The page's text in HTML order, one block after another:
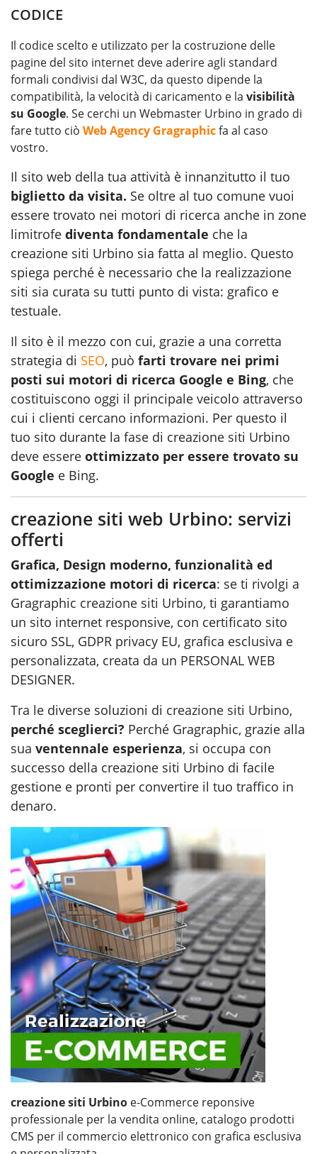
CODICE
Il codice scelto e utilizzato per la costruzione delle
pagine del sito internet deve aderire agli standard
formali condivisi dal W3C, da questo dipende la
compatibilità, la velocità di caricamento e la visibilità
su Google. Se cerchi un Webmaster Urbino in grado di
fare tutto ciò Web Agency Gragraphicfa al caso
vostro.
Il sito web della tua attività è innanzitutto il tuo
biglietto da visita. Se oltre al tuo comune vuoi
essere trovato nei motori di ricerca anche in zone
limitrofe diventa fondamentale che la
creazione siti Urbino sia fatta al meglio. Questo
spiega perché è necessario che la realizzazione
siti sia curata su tutti punto di vista: grafico e
testuale.
Il sito è il mezzo con cui, grazie a una corretta
strategia di SEO, può farti trovare nei primi
posti sui motori di ricerca Google e Bing, che
costituiscono oggi il principale veicolo attraverso
cui i clienti cercano informazioni. Per questo il
tuo sito durante la fase di creazione siti Urbino
deve essere ottimizzato per essere trovato su
Google e Bing.
creazione siti web Urbino: servizi
offerti
Grafica, Design moderno, funzionalità ed
ottimizzazione motori di ricerca: se ti rivolgi a
Gragraphic creazione siti Urbino, ti garantiamo
un sito internet responsive, con certificato sito
sicuro SSL, GDPR privacy EU, grafica esclusiva e
personalizzata, creata da un PERSONAL WEB
DESIGNER.
Tra le diverse soluzioni di creazione siti Urbino,
perché sceglierci? Perché Gragraphic, grazie alla
sua ventennale esperienza, si occupa con
successo della creazione siti Urbino di facile
gestione e pronti per convertire il tuo traffico in
denaro.
creazione siti Urbino e-Commerce reponsive
professionale per la vendita online, catalogo prodotti
CMS per il commercio elettronico con grafica esclusiva